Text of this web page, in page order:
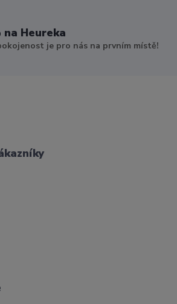
na Heureka
je pro nás na prvním místě!